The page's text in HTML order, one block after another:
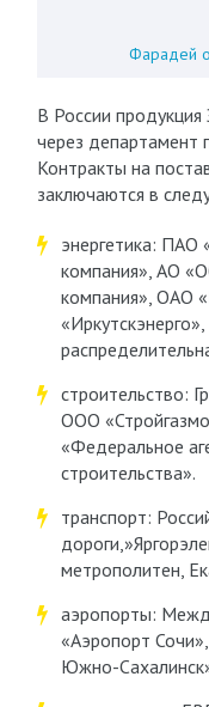
Фарадей
В России
через департамент
Контракты на
заключаются в
энергетика: ПАО
компания», АО
компания», ОАО
строительство:
ООО
«Федеральное
строительства».
транспорт:
метрополитен,
аэропорты:
«Аэропорт
Южно-